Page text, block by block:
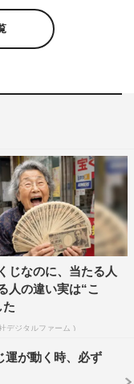
ら矢作兼も「いい
ぱり車高が高い方
遍歴を持つベテラ
のときという遅咲
要なかった」とい
じなのに、当たる人
人の違い実は“こ
た
デジタルファーム )
運が動く時、必ず